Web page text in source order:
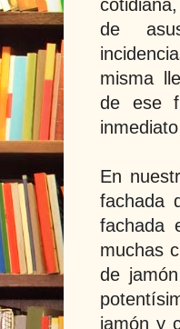
de
misma
de ese
En
fachada
fachada
muchas
de
jamón y